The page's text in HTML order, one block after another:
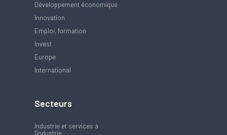
Développement économique
Innovation
Emploi, formation
Invest
Europe
International
Secteurs
Industrie et services à
l'industrie